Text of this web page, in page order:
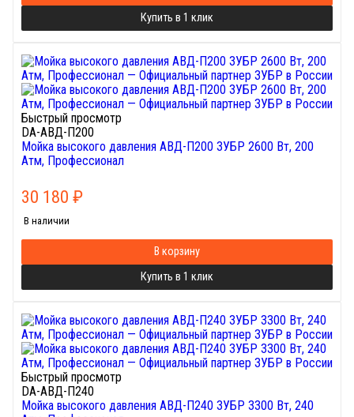
Купить в 1 клик
Быстрый просмотр
DA-АВД-П200
Мойка высокого давления АВД-П200 ЗУБР 2600 Вт, 200
Атм, Профессионал
30 180 ₽
В наличии
В корзину
Купить в 1 клик
Быстрый просмотр
DA-АВД-П240
Мойка высокого давления АВД-П240 ЗУБР 3300 Вт, 240